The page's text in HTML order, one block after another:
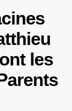
les